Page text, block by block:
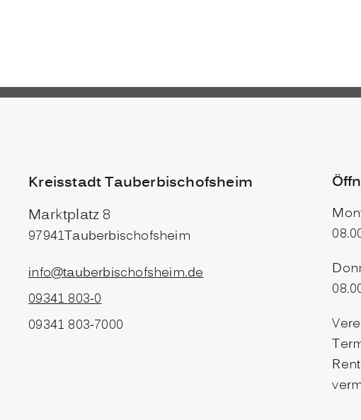
Kreisstadt Tauberbischofsheim
Marktplatz 8
97941Tauberbischofsheim
info@tauberbischofsheim.de
09341 803-0
09341 803-7000